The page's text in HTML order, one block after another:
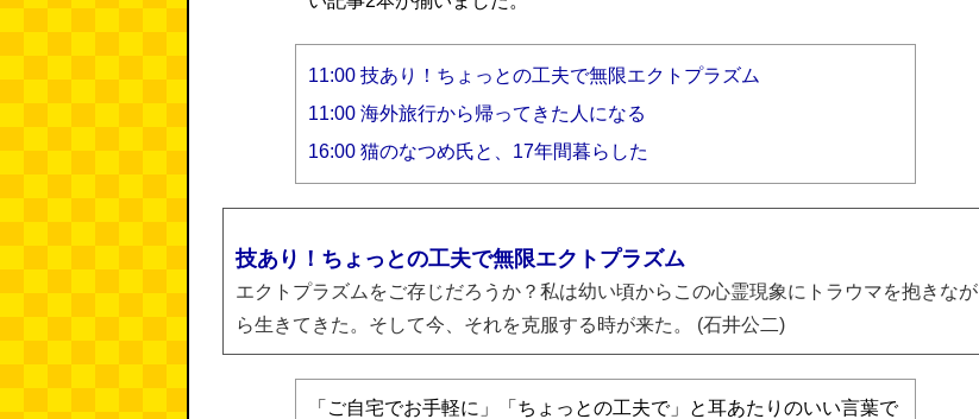
11:00 技あり！ちょっとの工夫で無限エクトプラズム
11:00 海外旅行から帰ってきた人になる
16:00 猫のなつめ氏と、17年間暮らした
技あり！ちょっとの工夫で無限エクトプラズム
エクトプラズムをご存じだろうか？私は幼い頃からこの心霊現象にトラウマを抱きなが
ら生きてきた。そして今、それを克服する時が来た。 (石井公二)
「ご自宅でお手軽に」「ちょっとの工夫で」と耳あたりのいい言葉で